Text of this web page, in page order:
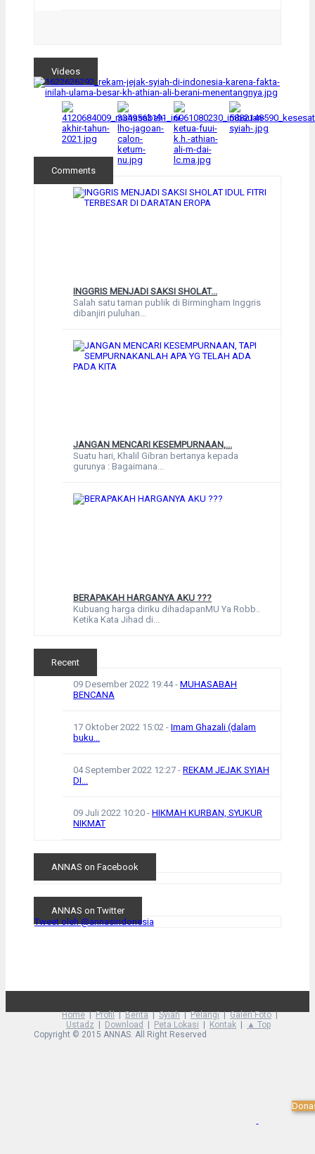
Videos
Comments
INGGRIS MENJADI SAKSI SHOLAT...
Salah satu taman publik di Birmingham Inggris
dibanjiri puluhan...
JANGAN MENCARI KESEMPURNAAN,...
Suatu hari, Khalil Gibran bertanya kepada
gurunya : Bagaimana...
BERAPAKAH HARGANYA AKU ???
Kubuang harga diriku dihadapanMU Ya Robb..
Ketika Kata Jihad di...
Recent
09 Desember 2022 19:44- MUHASABAH
BENCANA
17 Oktober 2022 15:02 - Imam Ghazali (dalam
buku...
04 September 2022 12:27 - REKAM JEJAK SYIAH
DI...
09 Juli 2022 10:20 - HIKMAH KURBAN, SYUKUR
NIKMAT
ANNAS on Facebook
ANNAS on Twitter
Tweet oleh @annasindonesia
Home Profil Berita Syiah Pelangi
Galeri Foto
Ustadz
Download Peta Lokasi Kontak
▲ Top
Copyright © 2015 ANNAS. All Right Reserved